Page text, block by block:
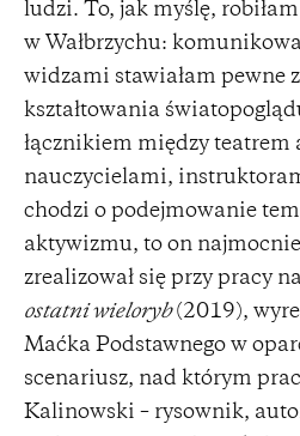
ludzi. To, jak myślę,
w Wałbrzychu:
widzami stawiałam pewne
kształtowania
łącznikiem między teatrem
nauczycielami,
chodzi o podejmowanie
aktywizmu, to on
zrealizował się przy pracy
ostatni wieloryb(2019),
Maćka Podstawnego w
scenariusz, nad którym
Kalinowski – rysownik,